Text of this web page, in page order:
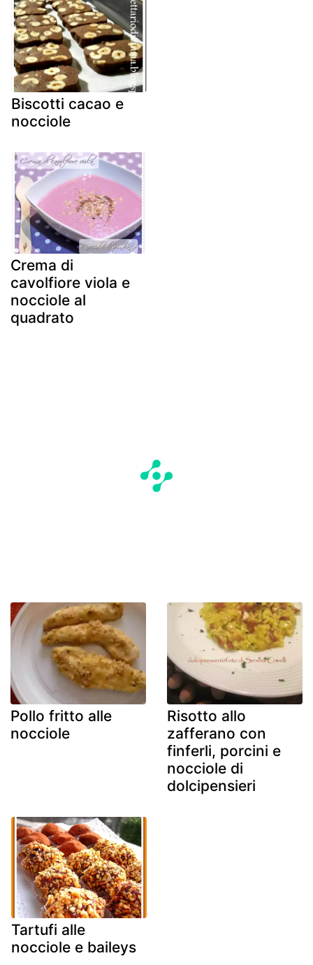
Biscotti cacao e
nocciole
Crema di
cavolfiore viola e
nocciole al
quadrato
Pollo fritto alle
nocciole
Risotto allo
zafferano con
finferli, porcini e
nocciole di
dolcipensieri
Tartufi alle
nocciole e baileys